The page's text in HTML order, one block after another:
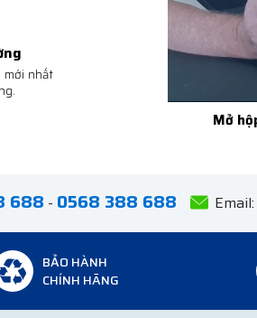
mới nhất
Mở
688 - 0568 388 688 Email:
BẢO HÀNH
CHÍNH HÃNG